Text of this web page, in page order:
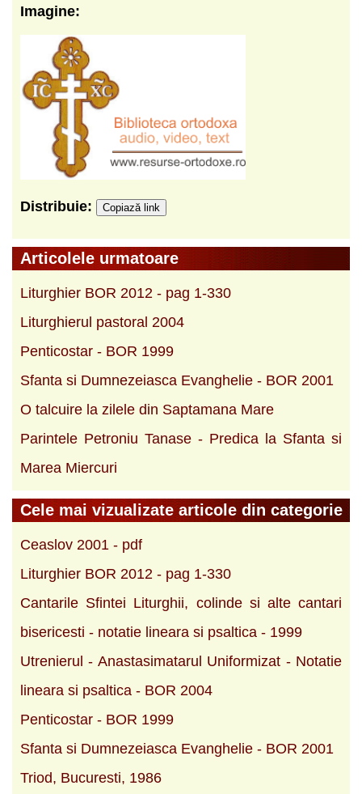
Imagine:
Distribuie: Copiază link
Articolele urmatoare
Liturghier BOR 2012 - pag 1-330
Liturghierul pastoral 2004
Penticostar - BOR 1999
Sfanta si Dumnezeiasca Evanghelie - BOR 2001
O talcuire la zilele din Saptamana Mare
Parintele Petroniu Tanase - Predica la Sfanta si
Marea Miercuri
Cele mai vizualizate articole din categorie
Ceaslov 2001 - pdf
Liturghier BOR 2012 - pag 1-330
Cantarile Sfintei Liturghii, colinde si alte cantari
bisericesti - notatie lineara si psaltica - 1999
Utrenierul - Anastasimatarul Uniformizat - Notatie
lineara si psaltica - BOR 2004
Penticostar - BOR 1999
Sfanta si Dumnezeiasca Evanghelie - BOR 2001
Triod, Bucuresti, 1986